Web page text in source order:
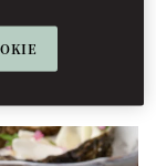
Seasonal